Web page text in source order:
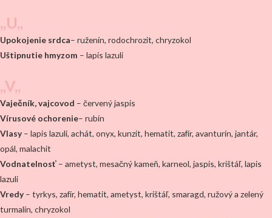
,,U,,
Upokojenie srdca– ruženín, rodochrozit, chryzokol
Uštipnutie hmyzom – lapis lazuli
,,V,,
Vaječník, vajcovod – červený jaspis
Vírusové ochorenie– rubín
Vlasy – lapis lazuli, achát, onyx, kunzit, hematit, zafír, avanturín, jantár,
opál, malachit
Vodnatelnosť – ametyst, mesačný kameň, karneol, jaspis, krištáľ, lapis
lazuli
Vredy – tyrkys, zafír, hematit, ametyst, krištáľ, smaragd, ružový a zelený
turmalín, chryzokol